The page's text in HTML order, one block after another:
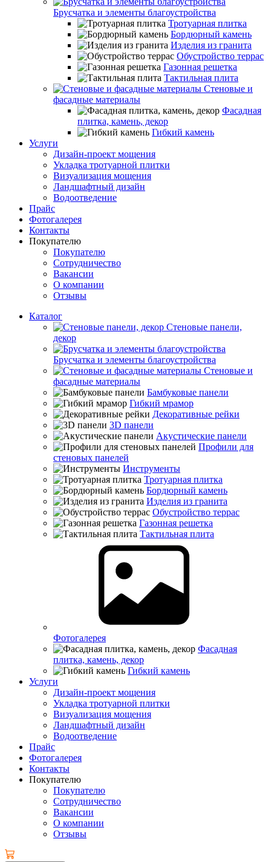
Брусчатка и элементы благоустройства
Тротуарная плитка
Бордюрный камень
Изделия из гранита
Обустройство террас
Газонная решетка
Тактильная плита
Стеновые и
фасадные материалы
Фасадная
плитка, камень, декор
Гибкий камень
Услуги
Дизайн-проект мощения
Укладка тротуарной плитки
Визуализация мощения
Ландшафтный дизайн
Водоотведение
Прайс
Фотогалерея
Контакты
Покупателю
Покупателю
Сотрудничество
Вакансии
О компании
Отзывы
Каталог
Стеновые панели,
декор
Брусчатка и элементы благоустройства
Стеновые и
фасадные материалы
Бамбуковые панели
Гибкий мрамор
Декоративные рейки
3D панели
Акустические панели
Профили для
стеновых панелей
Инструменты
Тротуарная плитка
Бордюрный камень
Изделия из гранита
Обустройство террас
Газонная решетка
Тактильная плита
Фотогалерея
Фасадная
плитка, камень, декор
Гибкий камень
Услуги
Дизайн-проект мощения
Укладка тротуарной плитки
Визуализация мощения
Ландшафтный дизайн
Водоотведение
Прайс
Фотогалерея
Контакты
Покупателю
Покупателю
Сотрудничество
Вакансии
О компании
Отзывы